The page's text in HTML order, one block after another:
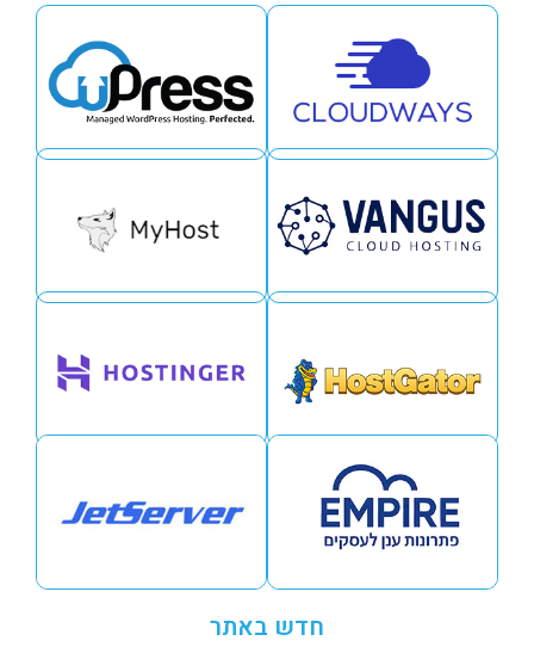
חדש באתר